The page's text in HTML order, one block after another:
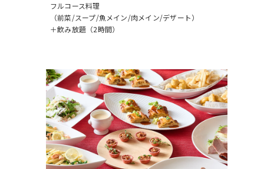
フルコース料理
（前菜/スープ/魚メイン/肉メイン/デザート）
＋飲み放題（2時間）